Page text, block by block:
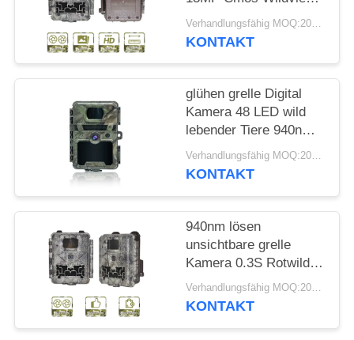
Game
Verhandlungsfähig MOQ:20pcs
KONTAKT
glühen grelle Digital
Kamera 48 LED wild
lebender Tiere 940nm
nicht PIR For Hunting Verhandlungsfähig MOQ:20pcs
KONTAKT
940nm lösen
unsichtbare grelle
Kamera 0.3S Rotwild-
Jagd die im Freienaus Verhandlungsfähig MOQ:20pcs
KONTAKT